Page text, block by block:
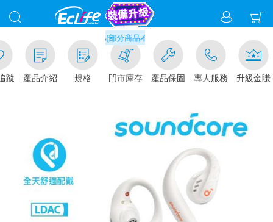
蹤 產品介紹 規格
滿千元門市取貨現折1%(部分商品不適用)-請點我看
門市庫存 產品保固 專人服務 升級金賺